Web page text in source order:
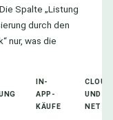
Spalte „Listung
durch den
nur, was die
IN-
APP-
KÄUFE
CLOUD
UND